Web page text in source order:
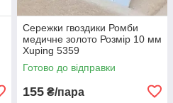
Сережки гвоздики Ромби
медичне золото Розмір 10 мм
Xuping 5359
Готово до відправки
155 ₴/пара